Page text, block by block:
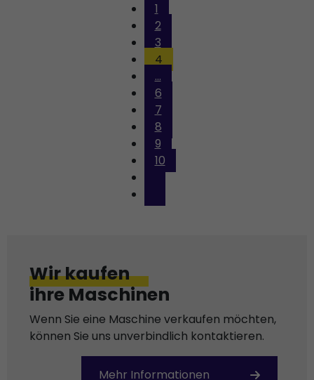
1
2
3
4
...
6
7
8
9
10
Wir kaufen
ihre Maschinen
Wenn Sie eine Maschine verkaufen möchten,
können Sie uns unverbindlich kontaktieren.
Mehr Informationen